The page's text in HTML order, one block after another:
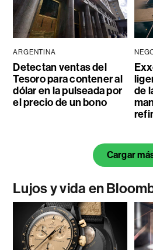
ARGENTINA
Detectan ventas del
Tesoro para contener al
dólar en la pulseada por
el precio de un bono
de
Cargar
Lujos y vida en